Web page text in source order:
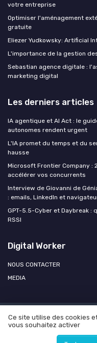
votre entreprise
Optimiser l'aménagement
gratuite
Eliezer Yudkowsky: Artificial
L'importance de la gestion
Sebastian agence digitale :
marketing digital
Les derniers articles
IA agentique et AI Act : le
autonomes rendent urgent
L'IA promet du temps et du
hausse
Microsoft Frontier Company :
accélérer vos concurrents
Interview de Giovanni de
: emails, LinkedIn et
GPT-5.5-Cyber et Daybreak :
RSSI
Digital Worker
NOUS CONTACTER
MEDIA
Mentions légales
Ce site utilise des cookies
vous souhaitez activer